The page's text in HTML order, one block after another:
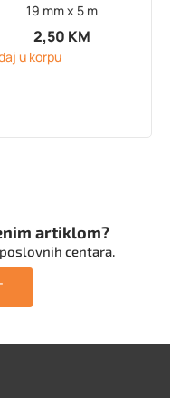
19 mm x 5 m
2,50 KM
u korpu
artiklom?
centara.